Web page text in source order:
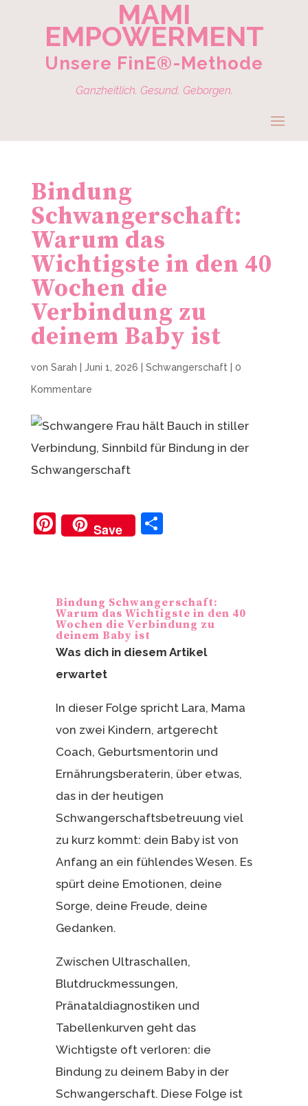
MAMI
EMPOWERMENT
Unsere FinE®-Methode
Ganzheitlich. Gesund. Geborgen.
Bindung
Schwangerschaft:
Warum das
Wichtigste in den 40
Wochen die
Verbindung zu
deinem Baby ist
von Sarah Juni 1, 2026 Schwangerschaft
0
Kommentare
Pi
nt
st
Save
T
Bindung Schwangerschaft:
Warum das Wichtigste in den 40
Wochen die Verbindung zu
deinem Baby ist
Was dich in diesem Artikel
erwartet
In dieser Folge spricht Lara, Mama
von zwei Kindern, artgerecht
Coach, Geburtsmentorin und
Ernährungsberaterin, über etwas,
das in der heutigen
Schwangerschaftsbetreuung viel
zu kurz kommt: dein Baby ist von
Anfang an ein fühlendes Wesen. Es
spürt deine Emotionen, deine
Sorge, deine Freude, deine
Gedanken.
Zwischen Ultraschallen,
Blutdruckmessungen,
Pränataldiagnostiken und
Tabellenkurven geht das
Wichtigste oft verloren: die
Bindung zu deinem Baby in der
Schwangerschaft. Diese Folge ist